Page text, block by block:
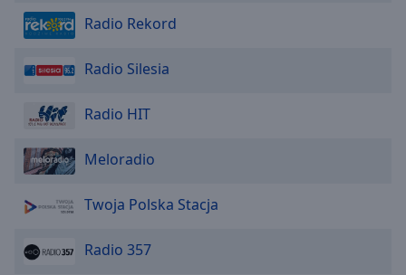
Radio Rekord
Radio Silesia
Radio HIT
Meloradio
Twoja Polska Stacja
Radio 357